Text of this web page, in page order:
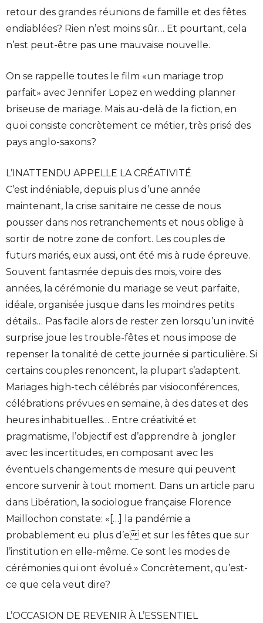
retour des grandes réunions de famille et des fêtes
endiablées? Rien n’est moins sûr… Et pourtant, cela
n’est peut-être pas une mauvaise nouvelle.
On se rappelle toutes le film «un mariage trop
parfait» avec Jennifer Lopez en wedding planner
briseuse de mariage. Mais au-delà de la fiction, en
quoi consiste concrètement ce métier, très prisé des
pays anglo-saxons?
L’INATTENDU APPELLE LA CRÉATIVITÉ
C’est indéniable, depuis plus d’une année
maintenant, la crise sanitaire ne cesse de nous
pousser dans nos retranchements et nous oblige à
sortir de notre zone de confort. Les couples de
futurs mariés, eux aussi, ont été mis à rude épreuve.
Souvent fantasmée depuis des mois, voire des
années, la cérémonie du mariage se veut parfaite,
idéale, organisée jusque dans les moindres petits
détails… Pas facile alors de rester zen lorsqu’un invité
surprise joue les trouble-fêtes et nous impose de
repenser la tonalité de cette journée si particulière. Si
certains couples renoncent, la plupart s’adaptent.
Mariages high-tech célébrés par visioconférences,
célébrations prévues en semaine, à des dates et des
heures inhabituelles… Entre créativité et
pragmatisme, l’objectif est d’apprendre à jongler
avec les incertitudes, en composant avec les
éventuels changements de mesure qui peuvent
encore survenir à tout moment. Dans un article paru
dans Libération, la sociologue française Florence
Maillochon constate: «[…] la pandémie a
probablement eu plus d’e et sur les fêtes que sur
l’institution en elle-même. Ce sont les modes de
cérémonies qui ont évolué.» Concrètement, qu’est-
ce que cela veut dire?
L’OCCASION DE REVENIR À L’ESSENTIEL